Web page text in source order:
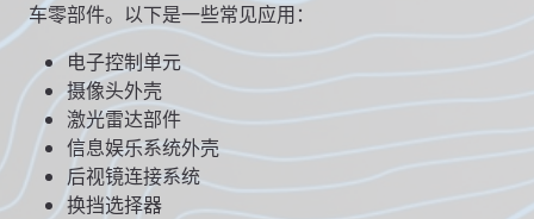
车零部件。以下是一些常见应用：
电子控制单元
摄像头外壳
激光雷达部件
信息娱乐系统外壳
后视镜连接系统
换挡选择器